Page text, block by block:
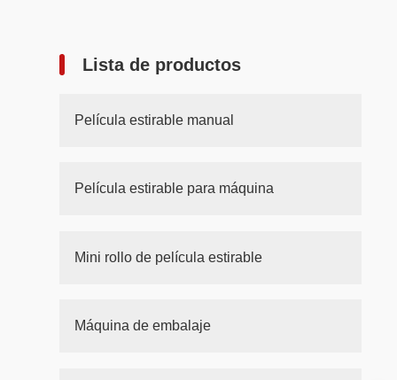
Lista de productos
Película estirable manual
Película estirable para máquina
Mini rollo de película estirable
Máquina de embalaje